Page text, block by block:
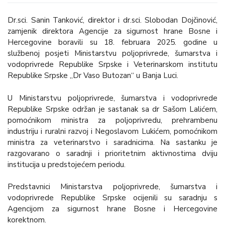
Dr.sci. Sanin Tanković, direktor i dr.sci. Slobodan Dojčinović,
zamjenik direktora Agencije za sigurnost hrane Bosne i
Hercegovine boravili su 18. februara 2025. godine u
službenoj posjeti Ministarstvu poljoprivrede, šumarstva i
vodoprivrede Republike Srpske i Veterinarskom institutu
Republike Srpske „Dr Vaso Butozan“ u Banja Luci.
U Ministarstvu poljoprivrede, šumarstva i vodoprivrede
Republike Srpske održan je sastanak sa dr Sašom Lalićem,
pomoćnikom ministra za poljoprivredu, prehrambenu
industriju i ruralni razvoj i Negoslavom Lukićem, pomoćnikom
ministra za veterinarstvo i saradnicima. Na sastanku je
razgovarano o saradnji i prioritetnim aktivnostima dviju
institucija u predstojećem periodu.
Predstavnici Ministarstva poljoprivrede, šumarstva i
vodoprivrede Republike Srpske ocijenili su saradnju s
Agencijom za sigurnost hrane Bosne i Hercegovine
korektnom.